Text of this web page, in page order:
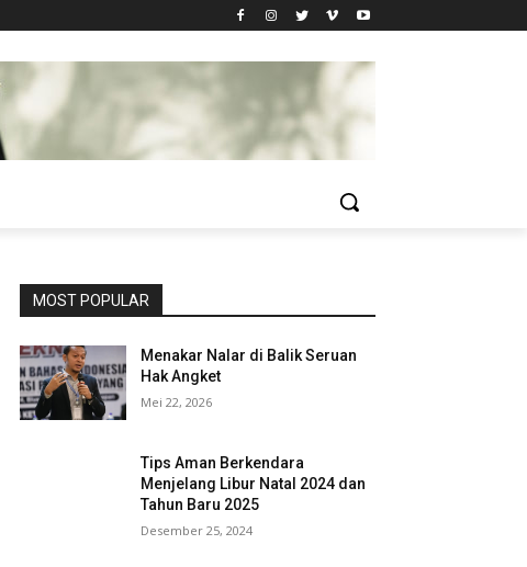
MOST POPULAR
Menakar Nalar di Balik Seruan
Hak Angket
Mei 22, 2026
Tips Aman Berkendara
Menjelang Libur Natal 2024 dan
Tahun Baru 2025
Desember 25, 2024